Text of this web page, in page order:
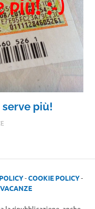
più!
-COOKIE POLICY-